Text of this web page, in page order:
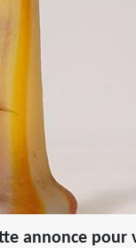
annonce pour